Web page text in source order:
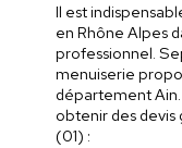
Il est
en Rhône Alpes
professionnel.
menuiserie
département
obtenir des devis
(01) :